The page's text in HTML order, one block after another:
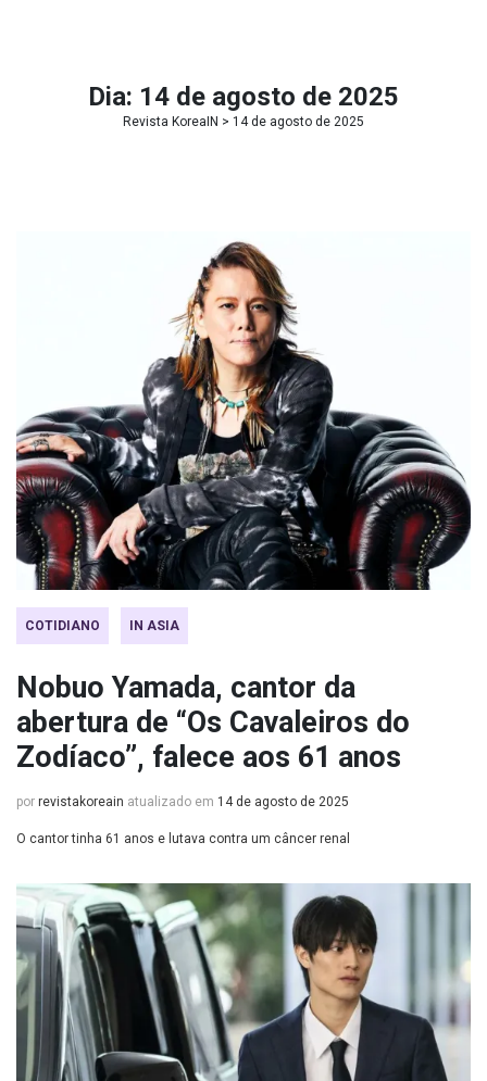
Dia: 14 de agosto de 2025
Revista KoreaIN > 14 de agosto de 2025
COTIDIANO IN ASIA
Nobuo Yamada, cantor da
abertura de “Os Cavaleiros do
Zodíaco”, falece aos 61 anos
por revistakoreain atualizado em 14 de agosto de 2025
O cantor tinha 61 anos e lutava contra um câncer renal